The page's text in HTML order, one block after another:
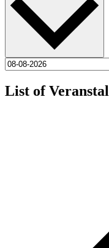
List of